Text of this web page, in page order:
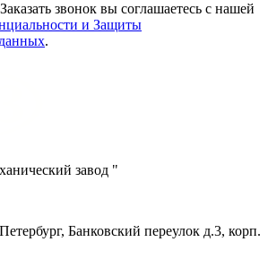
звонок вы соглашаетесь с нашей
и Защиты
.
завод "
Банковский переулок д.3, корп.